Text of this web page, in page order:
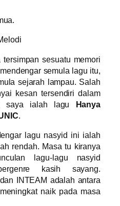
sesuatu memori
semula lagu itu,
sejarah lampau. Salah
kesan tersendiri dalam
saya ialah lagu Hanya
lagu nasyid ini ialah
rendah. Masa tu kiranya
lagu-lagu nasyid
kasih sayang.
INTEAM adalah antara
naik pada masa